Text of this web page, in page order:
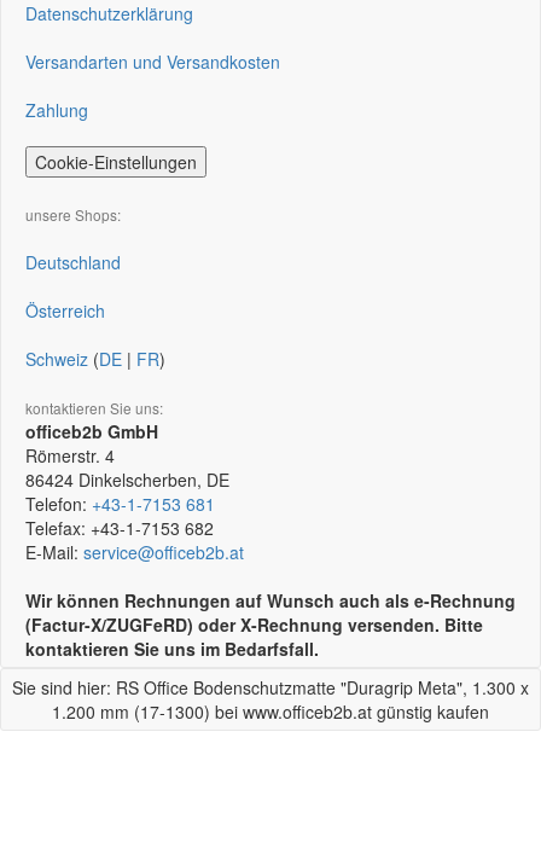
Datenschutzerklärung
Versandarten und Versandkosten
Zahlung
Cookie-Einstellungen
unsere Shops:
Deutschland
Österreich
Schweiz (DE | FR)
kontaktieren Sie uns:
officeb2b GmbH
Römerstr. 4
86424 Dinkelscherben, DE
Telefon: +43-1-7153 681
Telefax: +43-1-7153 682
E-Mail: service@officeb2b.at
Wir können Rechnungen auf Wunsch auch als e-Rechnung
(Factur-X/ZUGFeRD) oder X-Rechnung versenden. Bitte
kontaktieren Sie uns im Bedarfsfall.
Sie sind hier: RS Office Bodenschutzmatte "Duragrip Meta", 1.300 x
1.200 mm (17-1300) bei www.officeb2b.at günstig kaufen